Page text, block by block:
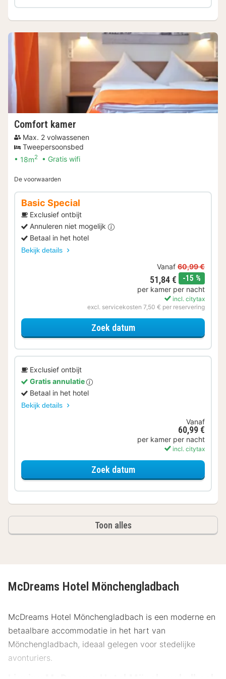
Comfort kamer
Max. 2 volwassenen
Tweepersoonsbed
18m2 Gratis wifi
De voorwaarden
Basic Special
Exclusief ontbijt
Annuleren niet mogelijk
Betaal in het hotel
Bekijk details
Vanaf 60,99 €
51,84 € -15 %
per kamer per nacht
incl. citytax
excl. servicekosten 7,50 € per reservering
Zoek datumvoor Basic Special
Exclusief ontbijt
Gratis annulatie
Betaal in het hotel
Bekijk details
Vanaf
60,99 €
per kamer per nacht
incl. citytax
Zoek datumvoor Comfort kamer
Toon alles
McDreams Hotel Mönchengladbach
McDreams Hotel Mönchengladbach is een moderne en
betaalbare accommodatie in het hart van
Mönchengladbach, ideaal gelegen voor stedelijke
avonturiers.